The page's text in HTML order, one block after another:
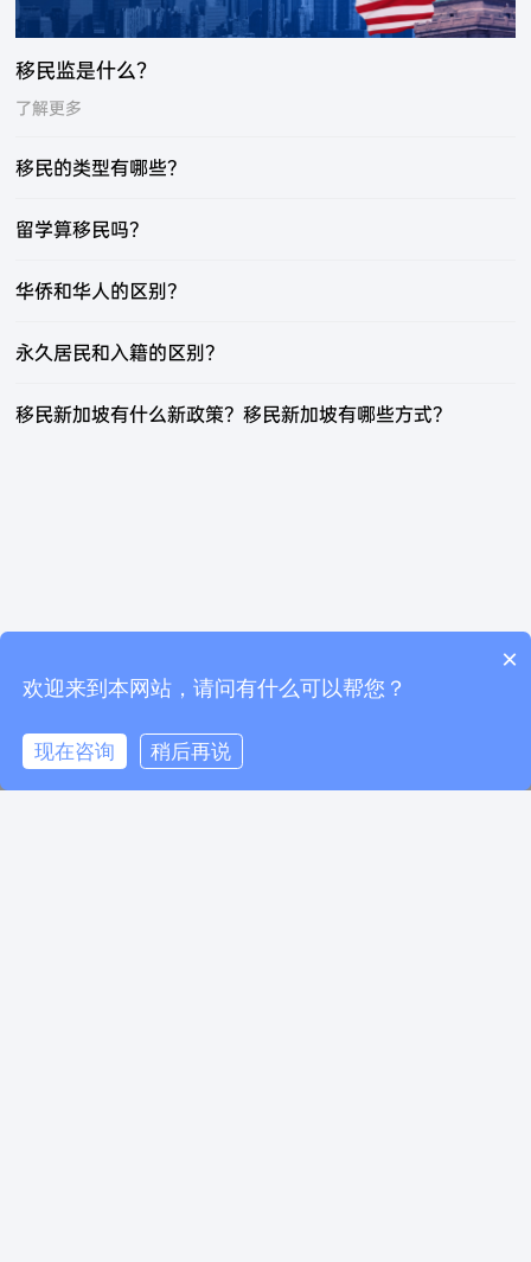
移民监是什么？
了解更多
移民的类型有哪些？
留学算移民吗？
华侨和华人的区别？
永久居民和入籍的区别？
移民新加坡有什么新政策？移民新加坡有哪些方式？
电话咨询 在线咨询
现在有优惠活动么？×
欢迎来到本网站，请问有什么可以帮您？
现在咨询 稍后再说